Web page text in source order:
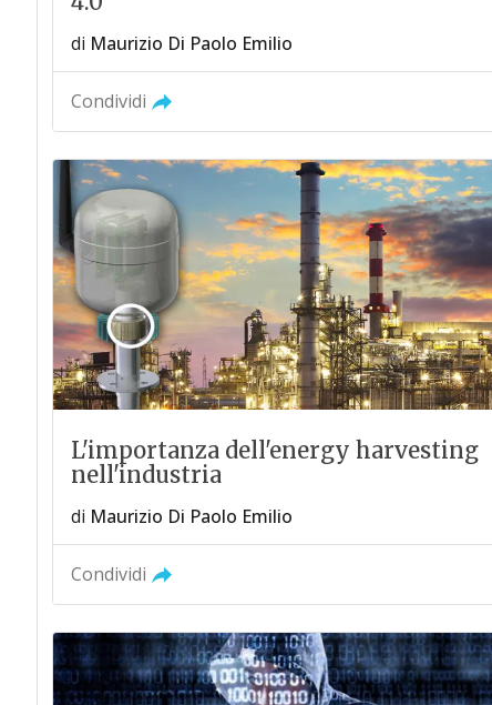
di Maurizio Di Paolo Emilio
Condividi
L'importanza dell'energy harvesting
nell'industria
di Maurizio Di Paolo Emilio
Condividi